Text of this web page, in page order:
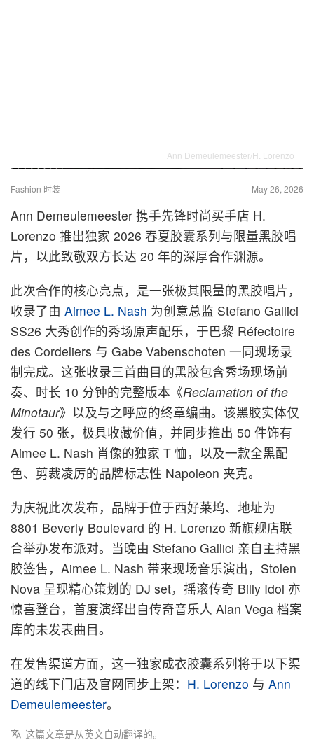
Ann Demeulemeester/H. Lorenzo
Fashion 时装 May 26, 2026
Ann Demeulemeester 携手先锋时尚买手店 H.
Lorenzo 推出独家 2026 春夏胶囊系列与限量黑胶唱
片，以此致敬双方长达 20 年的深厚合作渊源。
此次合作的核心亮点，是一张极其限量的黑胶唱片，
收录了由 Aimee L. Nash 为创意总监 Stefano Gallici
SS26 大秀创作的秀场原声配乐，于巴黎 Réfectoire
des Cordeliers 与 Gabe Vabenschoten 一同现场录
制完成。这张收录三首曲目的黑胶包含秀场现场前
奏、时长 10 分钟的完整版本《Reclamation of the
Minotaur》以及与之呼应的终章编曲。该黑胶实体仅
发行 50 张，极具收藏价值，并同步推出 50 件饰有
Aimee L. Nash 肖像的独家 T 恤，以及一款全黑配
色、剪裁凌厉的品牌标志性 Napoleon 夹克。
为庆祝此次发布，品牌于位于西好莱坞、地址为
8801 Beverly Boulevard 的 H. Lorenzo 新旗舰店联
合举办发布派对。当晚由 Stefano Gallici 亲自主持黑
胶签售，Aimee L. Nash 带来现场音乐演出，Stolen
Nova 呈现精心策划的 DJ set，摇滚传奇 Billy Idol 亦
惊喜登台，首度演绎出自传奇音乐人 Alan Vega 档案
库的未发表曲目。
在发售渠道方面，这一独家成衣胶囊系列将于以下渠
道的线下门店及官网同步上架： H. Lorenzo 与 Ann
Demeulemeester。
这篇文章是从英文自动翻译的。